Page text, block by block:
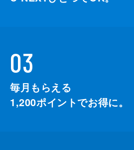
03
毎月もらえる
1,200ポイントでお得に。